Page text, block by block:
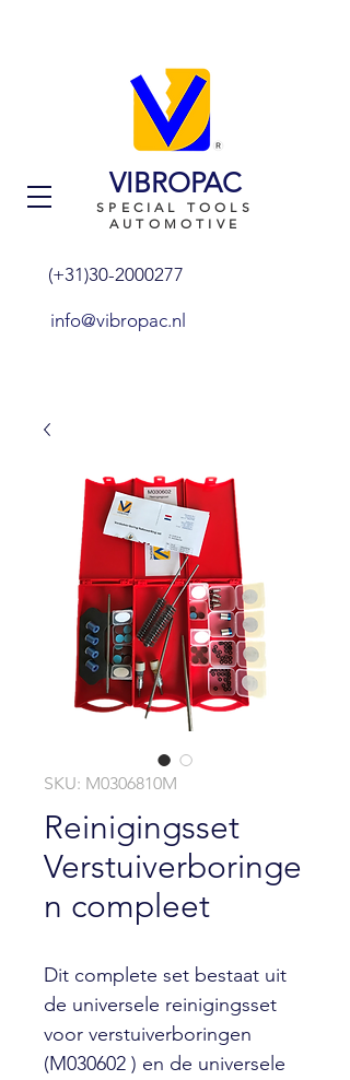
VIBROPAC
SPECIAL TOOLS
AUTOMOTIVE
(+31)30-2000277
info@vibropac.nl
SKU: M0306810M
Reinigingsset
Verstuiverboringe
n compleet
Dit complete set bestaat uit
de universele reinigingsset
voor verstuiverboringen
(M030602 ) en de universele